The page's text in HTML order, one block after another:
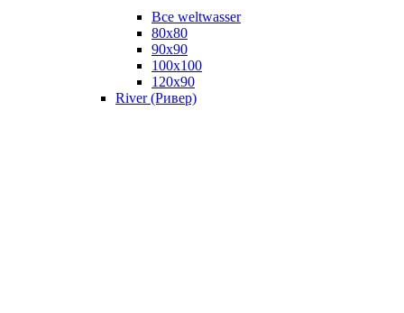
Все weltwasser
80x80
90x90
100x100
120x90
River (Ривер)